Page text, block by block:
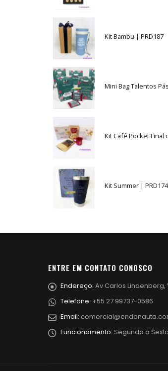
Kit Bambu | PRD187
Kit Summer | PRD174
ENTRE EM CONTATO CONOSCO
Endereço: Av Carlos Lindenberg,
Telefone: +55 27 99737-0586
Email:
Funcionamento: Segunda a